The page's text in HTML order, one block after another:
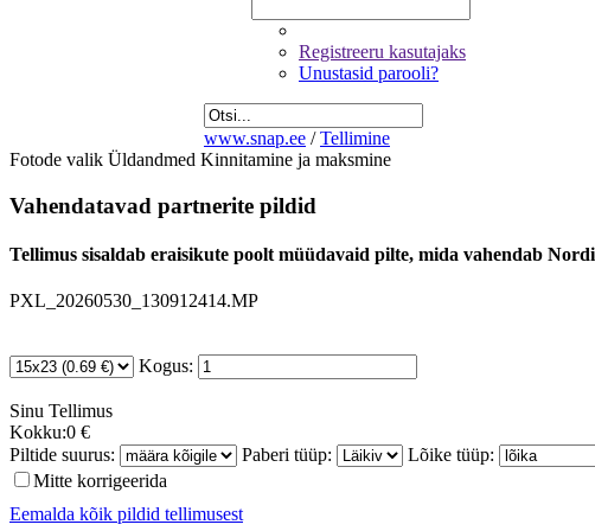
Registreeru kasutajaks
Unustasid parooli?
www.snap.ee / Tellimine
Fotode valik Üldandmed Kinnitamine ja maksmine
Vahendatavad partnerite pildid
Tellimus sisaldab eraisikute poolt müüdavaid pilte, mida vahendab
PXL_20260530_130912414.MP
Kogus:
Sinu Tellimus
Kokku:0 €
Piltide suurus:
Paberi tüüp: Lõike tüüp:
Mitte korrigeerida
Eemalda kõik pildid tellimusest